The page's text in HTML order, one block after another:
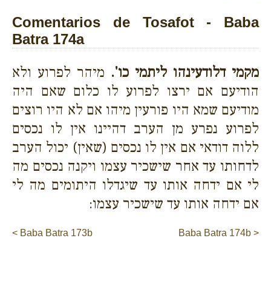
Comentarios de Tosafot - Baba
Batra 174a
מקמי דלודעינהו ליתמי כו'. מיהר לפרוע ולא
הודיעם אם ירצו לפרוע לו כלום שאם היה
מודיעם שמא היו פורעין מיהו אם לא היו רוצים
לפרוע נפרע מן הערב דהיינו אין לו נכסים
ללוה דודאי אם אין לו נכסים (שאין) יכול הערב
לדחותו עד אחר שישכיר עצמו ויקנה נכסים מה
לי אם ידחה אותו עד שיגדלו היתומים מה לי
אם ידחה אותו עד שישכיר עצמו:
< Baba Batra 173b Baba Batra 174b >